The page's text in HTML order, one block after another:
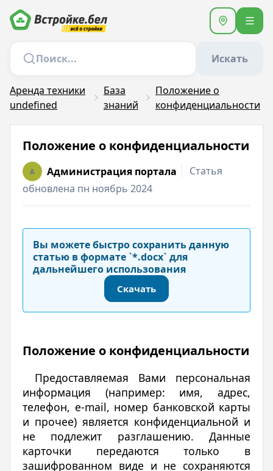
Искать
Аренда техники
undefined
База
знаний
Положение о
конфиденциальности
Положение о конфиденциальности
A Администрация портала
Статья
обновлена пн ноябрь 2024
Вы можете быстро сохранить данную
статью в формате `*.docx` для
дальнейшего использования
Скачать
Положение о конфиденциальности
Предоставляемая Вами персональная
информация (например: имя, адрес,
телефон, e-mail, номер банковской карты
и прочее) является конфиденциальной и
не подлежит разглашению. Данные
карточки передаются только в
зашифрованном виде и не сохраняются